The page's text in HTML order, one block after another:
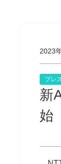
2023
プレ
新
始